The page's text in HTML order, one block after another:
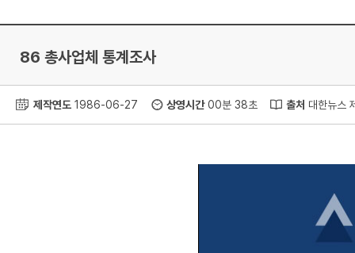
86 총사업체 통계조사
제작연도 1986-06-27 상영시간00분 38초 출처 대한뉴스